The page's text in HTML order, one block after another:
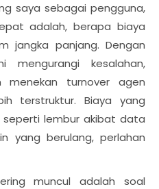
saya sebagai pengguna,
adalah, berapa biaya
jangka panjang. Dengan
kesalahan,
menekan turnover agen
terstruktur. Biaya yang
seperti lembur akibat data
yang berulang, perlahan
muncul adalah soal